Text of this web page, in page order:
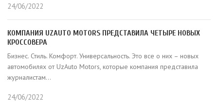
24/06/2022
КОМПАНИЯ UZAUTO MOTORS ПРЕДСТАВИЛА ЧЕТЫРЕ НОВЫХ
КРОССОВЕРА
Бизнес. Стиль. Комфорт. Универсальность. Это все о них – новых
автомобилях от UzAuto Motors, которые компания представила
журналистам...
24/06/2022